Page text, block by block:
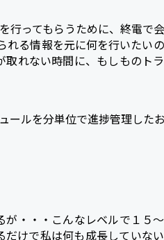
行ってもらうために、終電で
れる情報を元に何を行いたい
れない時間に、もしものト
ールを分単位で進捗管理した
・・・こんなレベルで１５
けで私は何も成長していな